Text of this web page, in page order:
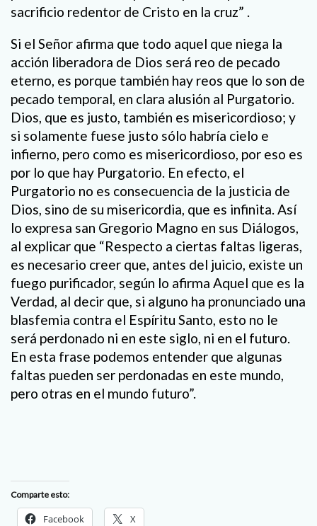
sacrificio redentor de Cristo en la cruz” .
Si el Señor afirma que todo aquel que niega la
acción liberadora de Dios será reo de pecado
eterno, es porque también hay reos que lo son de
pecado temporal, en clara alusión al Purgatorio.
Dios, que es justo, también es misericordioso; y
si solamente fuese justo sólo habría cielo e
infierno, pero como es misericordioso, por eso es
por lo que hay Purgatorio. En efecto, el
Purgatorio no es consecuencia de la justicia de
Dios, sino de su misericordia, que es infinita. Así
lo expresa san Gregorio Magno en sus Diálogos,
al explicar que “Respecto a ciertas faltas ligeras,
es necesario creer que, antes del juicio, existe un
fuego purificador, según lo afirma Aquel que es la
Verdad, al decir que, si alguno ha pronunciado una
blasfemia contra el Espíritu Santo, esto no le
será perdonado ni en este siglo, ni en el futuro.
En esta frase podemos entender que algunas
faltas pueden ser perdonadas en este mundo,
pero otras en el mundo futuro”.
Comparte esto:
Facebook X